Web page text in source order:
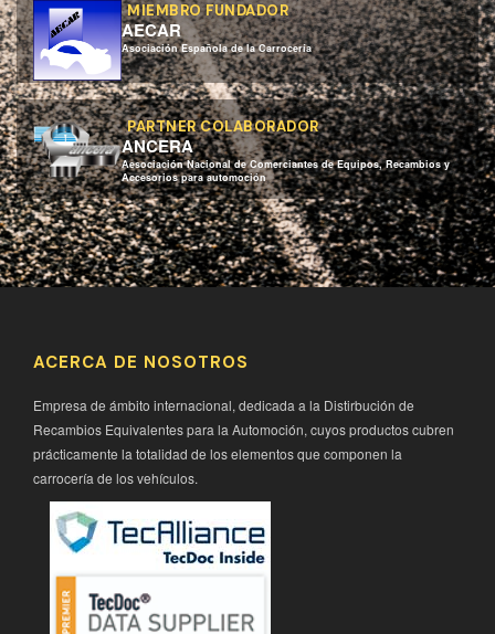
MIEMBRO FUNDADOR
AECAR
Asociación Española de la Carrocería
PARTNER COLABORADOR
ANCERA
Aesociación Nacional de Comerciantes de Equipos, Recambios y
Accesorios para automoción
ACERCA DE NOSOTROS
Empresa de ámbito internacional, dedicada a la Distirbución de
Recambios Equivalentes para la Automoción, cuyos productos cubren
prácticamente la totalidad de los elementos que componen la
carrocería de los vehículos.